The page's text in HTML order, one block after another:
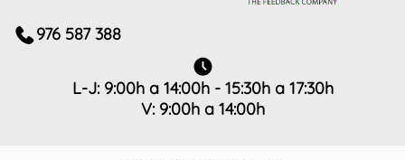
976 587 388
L-J: 9:00h a 14:00h - 15:30h a 17:30h
V: 9:00h a 14:00h